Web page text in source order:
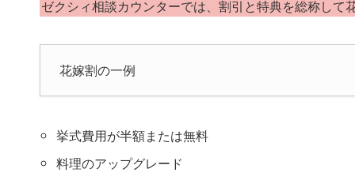
ゼクシィ相談カウンターでは、割引と特典を総称して
花嫁割の一例
挙式費用が半額または無料
料理のアップグレード